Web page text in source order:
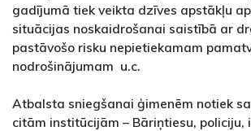
gadījumā tiek veikta dzīves apstākļu
situācijas noskaidrošanai saistībā ar
pastāvošo risku nepietiekamam
nodrošinājumam u.c.
Atbalsta sniegšanai ģimenēm notiek
citām institūcijām – Bāriņtiesu, policiju,